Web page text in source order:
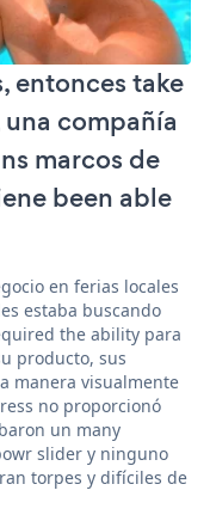
entonces take
compañía
marcos de
been able
en ferias locales
estaba buscando
the ability para
producto, sus
manera visualmente
no proporcionó
un many
slider y ninguno
torpes y difíciles de